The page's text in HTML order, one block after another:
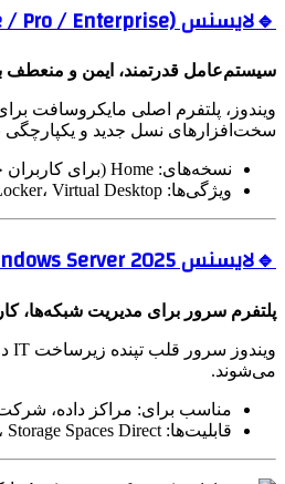
🔹لایسنس Windows 11 (Home / Pro / Enterprise)
سیستم‌عامل قدرتمند، ایمن و منعطف
سخت‌افزارهای نسل جدید و
نسخه‌های: Home (برای کاربران خانگی)، Pro (برای حرفه‌ای‌ها و کسب‌وکارها)، Enterprise (برای سازمان‌های بزرگ)
ویژگی‌ها: Windows Hello، BitLocker، Virtual Desktop، سازگاری با Azure AD، بهینه‌سازی برای بهره‌وری و امنیت
🔹لایسنس Windows Server 2025
پلتفرم سرور برای مدیریت شبکه‌ها،
می‌شوند.
مناسب برای: مراکز داده،
قابلیت‌ها: Remote Desktop Services، Hyper-V، Storage Spaces Direct، نقش‌های امنیتی، سازگاری کامل با Azure